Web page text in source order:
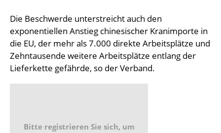
Die Beschwerde unterstreicht auch den
exponentiellen Anstieg chinesischer Kranimporte in
die EU, der mehr als 7.000 direkte Arbeitsplätze und
Zehntausende weitere Arbeitsplätze entlang der
Lieferkette gefährde, so der Verband.
Bitte registrieren Sie sich, um